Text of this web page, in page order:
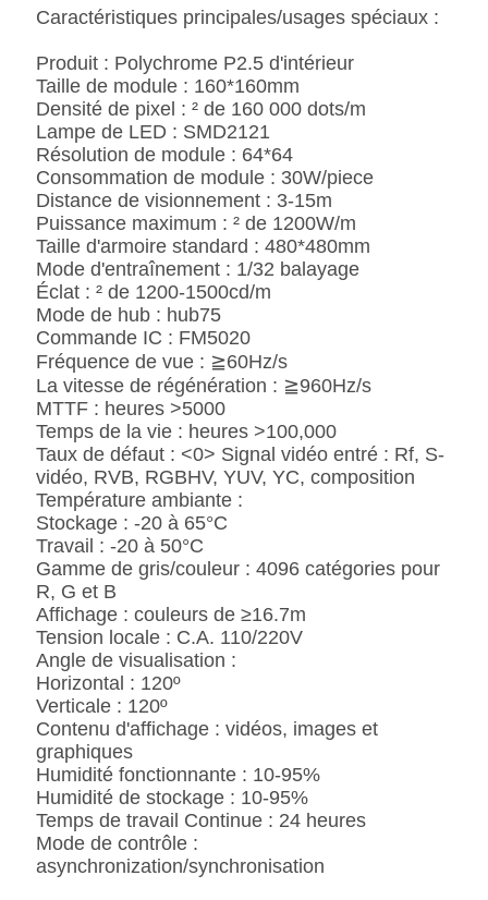
DE
CONFIDENTIALITÉ
Caractéristiques principales/usages spéciaux :
Produit : Polychrome P2.5 d'intérieur
Taille de module : 160*160mm
Densité de pixel : ² de 160 000 dots/m
Lampe de LED : SMD2121
Résolution de module : 64*64
Consommation de module : 30W/piece
Distance de visionnement : 3-15m
Puissance maximum : ² de 1200W/m
Taille d'armoire standard : 480*480mm
Mode d'entraînement : 1/32 balayage
Éclat : ² de 1200-1500cd/m
Mode de hub : hub75
Commande IC : FM5020
Fréquence de vue : ≧60Hz/s
La vitesse de régénération : ≧960Hz/s
MTTF : heures >5000
Temps de la vie : heures >100,000
Taux de défaut : <0> Signal vidéo entré : Rf, S-
vidéo, RVB, RGBHV, YUV, YC, composition
Température ambiante :
Stockage : -20 à 65°C
Travail : -20 à 50°C
Gamme de gris/couleur : 4096 catégories pour
R, G et B
Affichage : couleurs de ≥16.7m
Tension locale : C.A. 110/220V
Angle de visualisation :
Horizontal : 120º
Verticale : 120º
Contenu d'affichage : vidéos, images et
graphiques
Humidité fonctionnante : 10-95%
Humidité de stockage : 10-95%
Temps de travail Continue : 24 heures
Mode de contrôle :
asynchronization/synchronisation